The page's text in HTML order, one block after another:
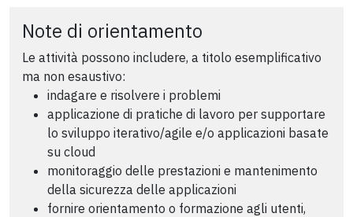
Note di orientamento
Le attività possono includere, a titolo esemplificativo
ma non esaustivo:
indagare e risolvere i problemi
applicazione di pratiche di lavoro per supportare
lo sviluppo iterativo/agile e/o applicazioni basate
su cloud
monitoraggio delle prestazioni e mantenimento
della sicurezza delle applicazioni
fornire orientamento o formazione agli utenti,